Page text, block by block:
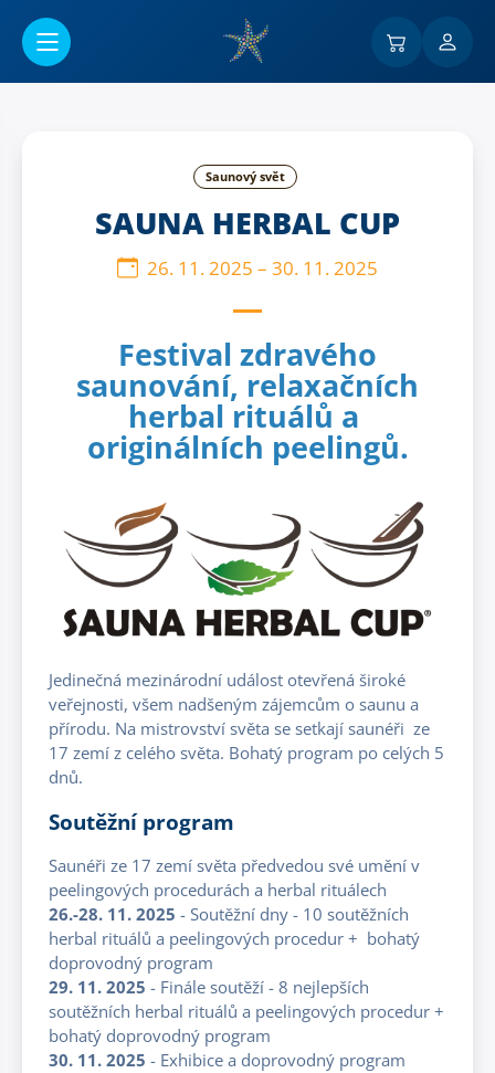
Saunový svět
SAUNA HERBAL CUP
26. 11. 2025 – 30. 11. 2025
Festival zdravého
saunování, relaxačních
herbal rituálů a
originálních peelingů.
Jedinečná mezinárodní událost otevřená široké
veřejnosti, všem nadšeným zájemcům o saunu a
přírodu. Na mistrovství světa se setkají saunéři ze
17 zemí z celého světa. Bohatý program po celých 5
dnů.
Soutěžní program
Saunéři ze 17 zemí světa předvedou své umění v
peelingových procedurách a herbal rituálech
26.-28. 11. 2025 - Soutěžní dny - 10 soutěžních
herbal rituálů a peelingových procedur + bohatý
doprovodný program
29. 11. 2025 - Finále soutěží - 8 nejlepších
soutěžních herbal rituálů a peelingových procedur +
bohatý doprovodný program
30. 11. 2025 - Exhibice a doprovodný program